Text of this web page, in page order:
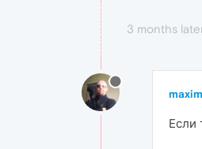
3 months
Если